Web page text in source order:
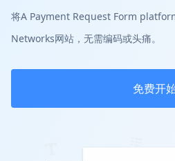
将A Payment Request Form
Networks网站，无需编码或头痛。
免费开